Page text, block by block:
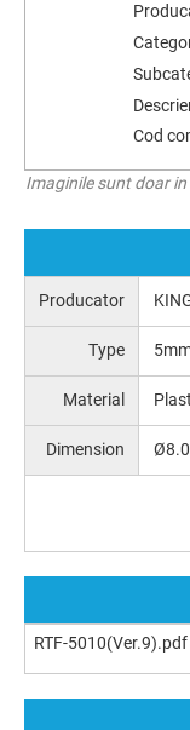
Cod
Imaginile sunt doar
Producator
Type
Material
Dimension
RTF-5010(Ver.9).pdf